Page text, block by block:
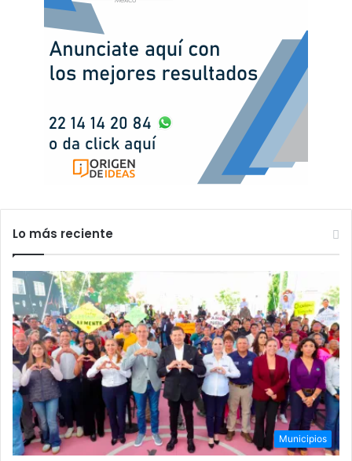
Lo más reciente
Municipios